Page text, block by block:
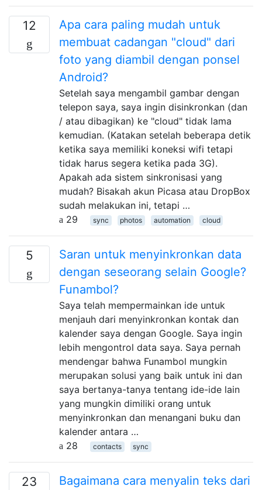
12
Apa cara paling mudah untuk
membuat cadangan "cloud" dari
foto yang diambil dengan ponsel
Android?
Setelah saya mengambil gambar dengan
telepon saya, saya ingin disinkronkan (dan
/ atau dibagikan) ke "cloud" tidak lama
kemudian. (Katakan setelah beberapa detik
ketika saya memiliki koneksi wifi tetapi
tidak harus segera ketika pada 3G).
Apakah ada sistem sinkronisasi yang
mudah? Bisakah akun Picasa atau DropBox
sudah melakukan ini, tetapi …
29
sync photos automation cloud
5
Saran untuk menyinkronkan data
dengan seseorang selain Google?
Funambol?
Saya telah mempermainkan ide untuk
menjauh dari menyinkronkan kontak dan
kalender saya dengan Google. Saya ingin
lebih mengontrol data saya. Saya pernah
mendengar bahwa Funambol mungkin
merupakan solusi yang baik untuk ini dan
saya bertanya-tanya tentang ide-ide lain
yang mungkin dimiliki orang untuk
menyinkronkan dan menangani buku dan
kalender antara …
28
contacts sync
23
Bagaimana cara menyalin teks dari